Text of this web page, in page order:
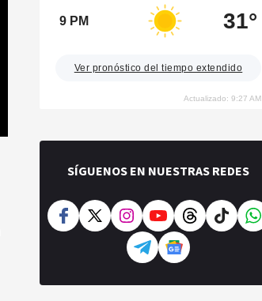
9 PM 31°
Ver pronóstico del tiempo extendido
Actualizado: 9:27 AM
SÍGUENOS EN NUESTRAS REDES